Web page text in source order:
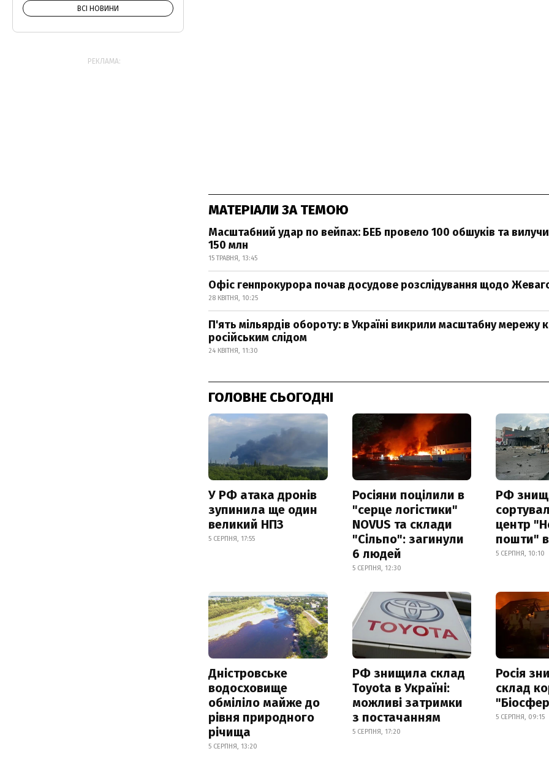
МАТЕРІАЛИ ЗА ТЕМОЮ
Масштабний удар по вейпах: БЕБ провело 100 обшуків та
150 млн
15 ТРАВНЯ, 13:45
Офіс генпрокурора почав досудове розслідування щодо
28 КВІТНЯ, 10:25
П'ять мільярдів обороту: в Україні викрили масштабну мережу
російським слідом
24 КВІТНЯ, 11:30
ГОЛОВНЕ СЬОГОДНІ
У РФ атака дронів
зупинила ще один
великий НПЗ
5 СЕРПНЯ, 17:55
Росіяни поцілили в
"серце логістики"
NOVUS та склади
"Сільпо": загинули
6 людей
5 СЕРПНЯ, 12:30
РФ
центр
пошти" в
5 СЕРПНЯ, 10:10
Дністровське
водосховище
обміліло майже до
рівня природного
річища
5 СЕРПНЯ, 13:20
РФ знищила склад
Toyota в Україні:
можливі затримки
з постачанням
5 СЕРПНЯ, 17:20
Росія
склад
5 СЕРПНЯ, 09:15
ВСІ НОВИНИ
РЕКЛАМА: